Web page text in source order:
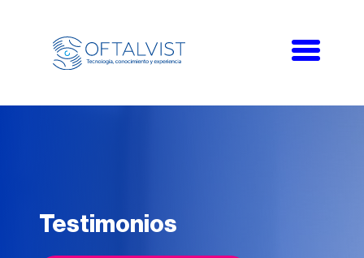
Toggle
Testimonios